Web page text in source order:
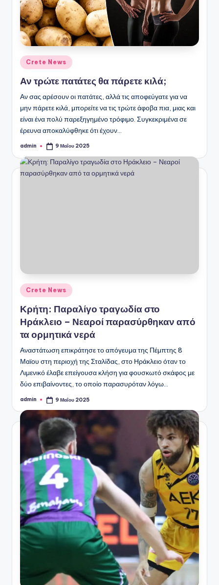
Αναρτήθηκε
σε
Crete News
Αν τρώτε πατάτες θα πάρετε κιλά;
Αν σας αρέσουν οι πατάτες, αλλά τις αποφεύγατε για να
μην πάρετε κιλά, μπορείτε να τις τρώτε άφοβα πια, μιας και
είναι ένα πολύ παρεξηγημένο τρόφιμο. Συγκεκριμένα σε
έρευνα αποκαλύφθηκε ότι έχουν…
Συγγραφέας:
admin 9 Μαΐου 2025
Αναρτήθηκε
σε
Crete News
Κρήτη: Παραλίγο τραγωδία στο
Ηράκλειο – Νεαροί παρασύρθηκαν από
τα ορμητικά νερά
Αναστάτωση επικράτησε το απόγευμα της Πέμπτης 8
Μαϊου στη περιοχή της Σταλίδας, στο Ηράκλειο όταν το
Λιμενικό έλαβε επείγουσα κλήση για φουσκωτό σκάφος με
δύο επιβαίνοντες, το οποίο παρασυρόταν λόγω…
Συγγραφέας:
admin 9 Μαΐου 2025